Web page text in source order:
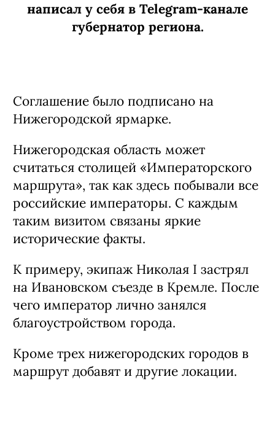
написал у себя в Telegram-канале
губернатор региона.
Соглашение было подписано на
Нижегородской ярмарке.
Нижегородская область может
считаться столицей «Императорского
маршрута», так как здесь побывали все
российские императоры. С каждым
таким визитом связаны яркие
исторические факты.
К примеру, экипаж Николая I застрял
на Ивановском съезде в Кремле. После
чего император лично занялся
благоустройством города.
Кроме трех нижегородских городов в
маршрут добавят и другие локации.